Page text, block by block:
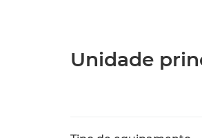
Unidade